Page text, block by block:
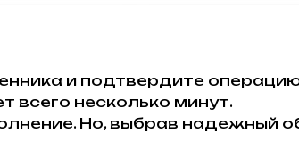
и подтвердите
всего несколько минут.
Но, выбрав надежный